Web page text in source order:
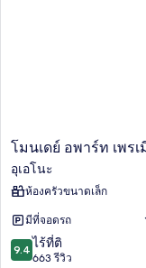
โม
เดย์
อ
ท
เพ
ร
โมนเดย์ อพาร์ท เพร
อุเอโนะ
ห้องครัวขนาดเล็ก
มีที่จอดรถ
9.4
จาก
9.4 ไร้ที่ติ
663 รีวิว